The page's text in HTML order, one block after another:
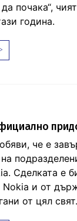
почака“,
година.
че е
Сделката е
Nokia и от
от цял ​​свят.